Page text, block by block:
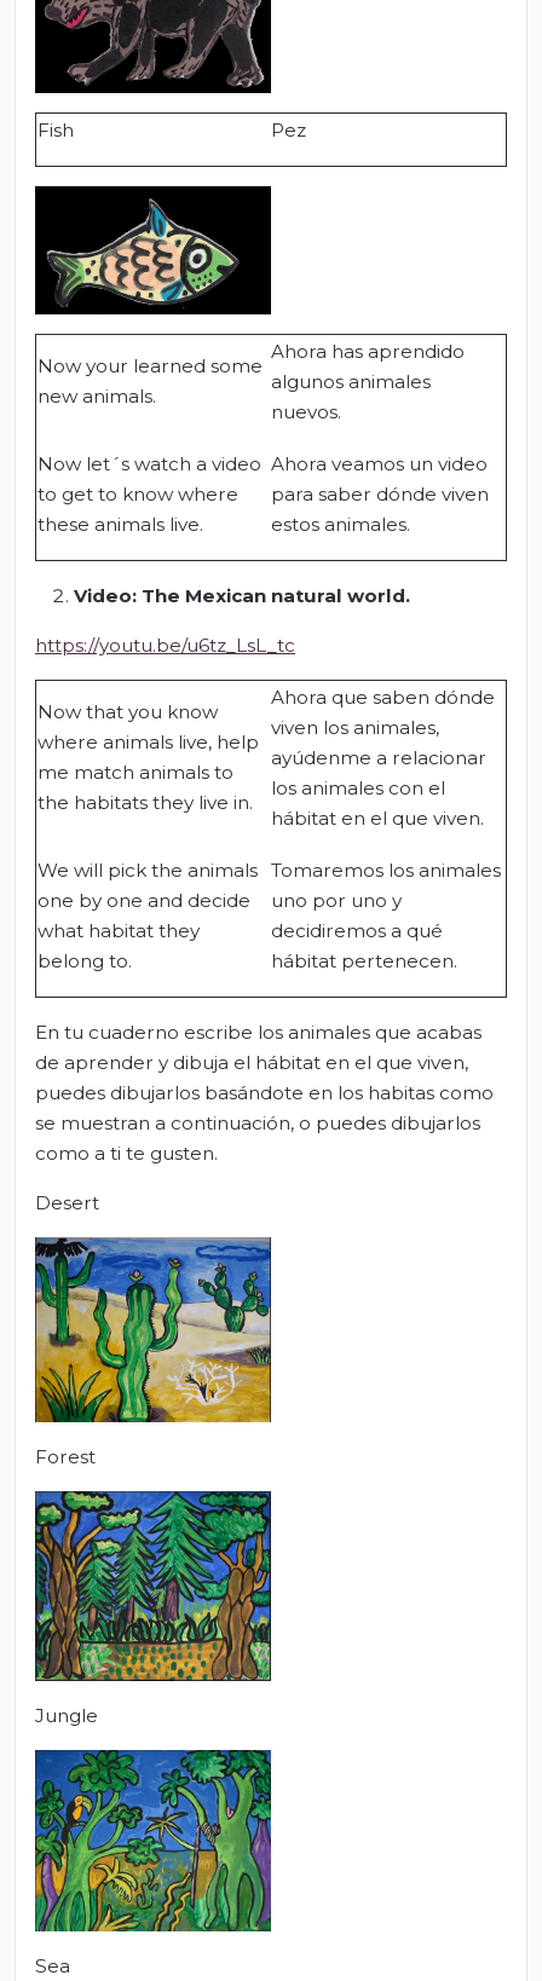
Fish Pez
Now your learned some
new animals.
Ahora has aprendido
algunos animales
nuevos.
Now let´s watch a video
to get to know where
these animals live.
Ahora veamos un video
para saber dónde viven
estos animales.
Video: The Mexican natural world.
https://youtu.be/u6tz_LsL_tc
Now that you know
where animals live, help
me match animals to
the habitats they live in.
Ahora que saben dónde
viven los animales,
ayúdenme a relacionar
los animales con el
hábitat en el que viven.
We will pick the animals
one by one and decide
what habitat they
belong to.
Tomaremos los animales
uno por uno y
decidiremos a qué
hábitat pertenecen.
En tu cuaderno escribe los animales que acabas
de aprender y dibuja el hábitat en el que viven,
puedes dibujarlos basándote en los habitas como
se muestran a continuación, o puedes dibujarlos
como a ti te gusten.
Desert
Forest
Jungle
Sea